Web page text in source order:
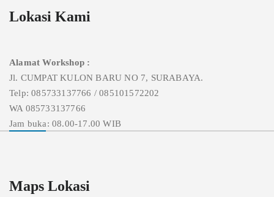
Lokasi Kami
Alamat Workshop :
Jl. CUMPAT KULON BARU NO 7, SURABAYA.
Telp: 085733137766 / 085101572202
WA 085733137766
Jam buka: 08.00-17.00 WIB
Maps Lokasi